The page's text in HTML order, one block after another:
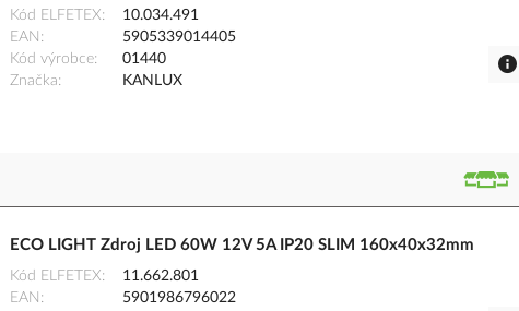
Kód ELFETEX
10.034.491
EAN
5905339014405
Kód výrobce
01440
Značka
KANLUX
ECO LIGHT Zdroj LED 60W 12V 5A IP20 SLIM 160x40x32mm
Kód ELFETEX
11.662.801
EAN
5901986796022